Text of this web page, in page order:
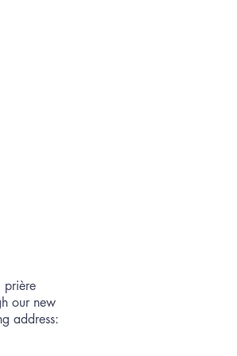
prière
our new
address:​